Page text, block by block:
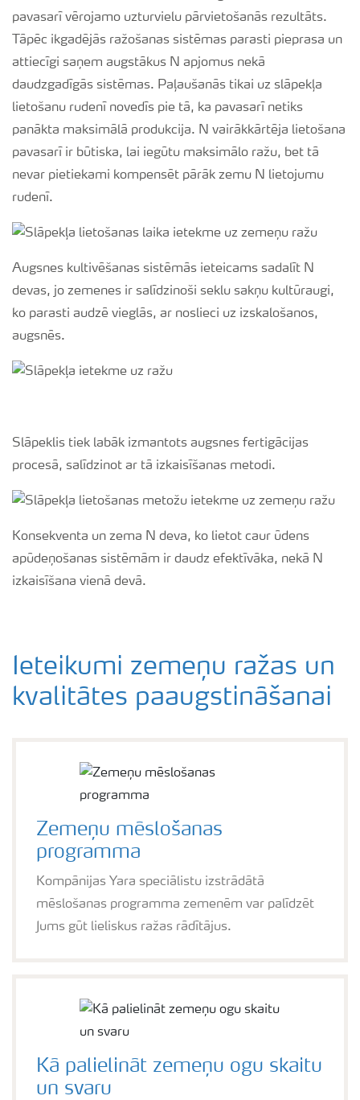
pavasarī vērojamo uzturvielu pārvietošanās rezultāts.
Tāpēc ikgadējās ražošanas sistēmas parasti pieprasa un
attiecīgi saņem augstākus N apjomus nekā
daudzgadīgās sistēmas. Paļaušanās tikai uz slāpekļa
lietošanu rudenī novedīs pie tā, ka pavasarī netiks
panākta maksimālā produkcija. N vairākkārtēja lietošana
pavasarī ir būtiska, lai iegūtu maksimālo ražu, bet tā
nevar pietiekami kompensēt pārāk zemu N lietojumu
rudenī.
Augsnes kultivēšanas sistēmās ieteicams sadalīt N
devas, jo zemenes ir salīdzinoši seklu sakņu kultūraugi,
ko parasti audzē vieglās, ar noslieci uz izskalošanos,
augsnēs.
Slāpeklis tiek labāk izmantots augsnes fertigācijas
procesā, salīdzinot ar tā izkaisīšanas metodi.
Konsekventa un zema N deva, ko lietot caur ūdens
apūdeņošanas sistēmām ir daudz efektīvāka, nekā N
izkaisīšana vienā devā.
Ieteikumi zemeņu ražas un
kvalitātes paaugstināšanai
Zemeņu mēslošanas
programma
Kompānijas Yara speciālistu izstrādātā
mēslošanas programma zemenēm var palīdzēt
Jums gūt lieliskus ražas rādītājus.
Kā palielināt zemeņu ogu skaitu
un svaru